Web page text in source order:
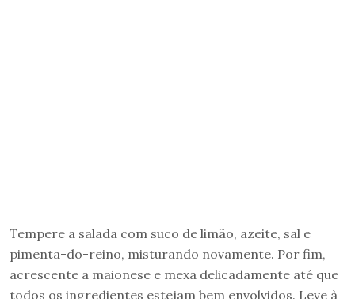
Tempere a salada com suco de limão, azeite, sal e
pimenta-do-reino, misturando novamente. Por fim,
acrescente a maionese e mexa delicadamente até que
todos os ingredientes estejam bem envolvidos. Leve à